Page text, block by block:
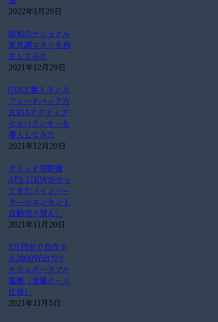
2022年1月20日
昭和のナショナル
家具調コタツを再
生してみた
2021年12月29日
QUCC製トランス
フィードバック方
式10Aアクティブ
セルバランサーを
導入してみた
2021年12月20日
グリッド切替機
ATS-11KWがやっ
てきた（インバー
ター⇔コンセント
自動切り替え）
2021年11月20日
5万円台で自作す
る2000W出力リ
チウムポータブル
電源（金属ケース
仕様）
2021年11月5日